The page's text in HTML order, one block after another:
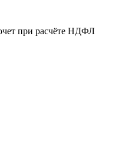
при расчёте НДФЛ